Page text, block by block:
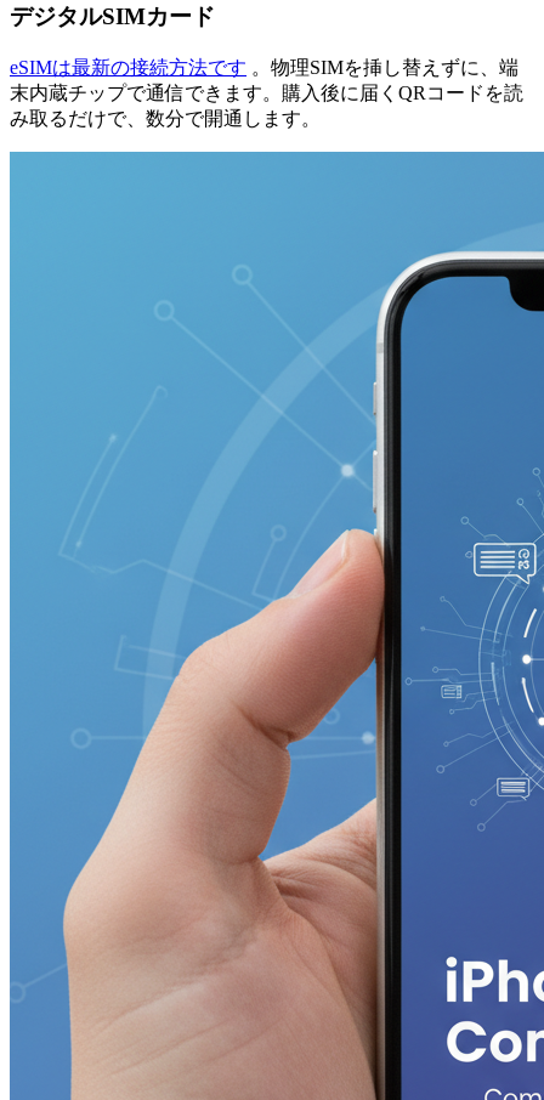
デジタルSIMカード
eSIMは最新の接続方法です 。物理SIMを挿し替えずに、端
末内蔵チップで通信できます。購入後に届くQRコードを読
み取るだけで、数分で開通します。